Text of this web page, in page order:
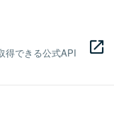
得できる公式API